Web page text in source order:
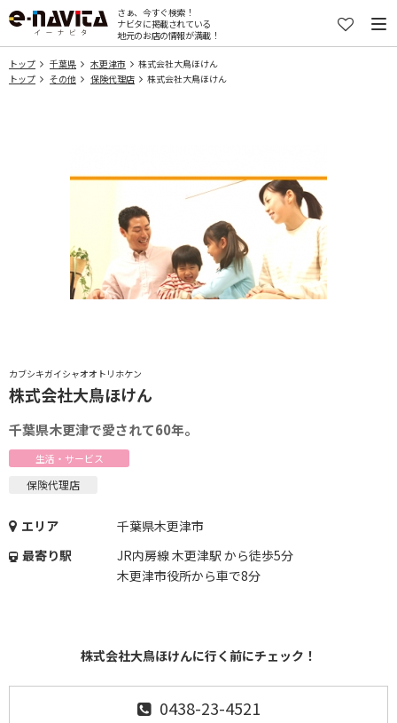
さぁ、今すぐ検索！
ナビタに掲載されている
地元のお店の情報が満載！
トップ 千葉県 木更津市
株式会社大鳥ほけん
トップ
その他 保険代理店 株式会社大鳥ほけん
カブシキガイシャオオトリホケン
株式会社大鳥ほけん
千葉県木更津で愛されて60年。
生活・サービス
保険代理店
エリア
千葉県木更津市
最寄り駅
JR内房線 木更津駅 から徒歩5分
木更津市役所から車で8分
株式会社大鳥ほけんに行く前にチェック！
0438-23-4521